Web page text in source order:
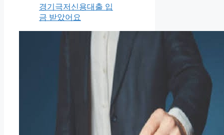
경기극저신용대출 입
금 받았어요